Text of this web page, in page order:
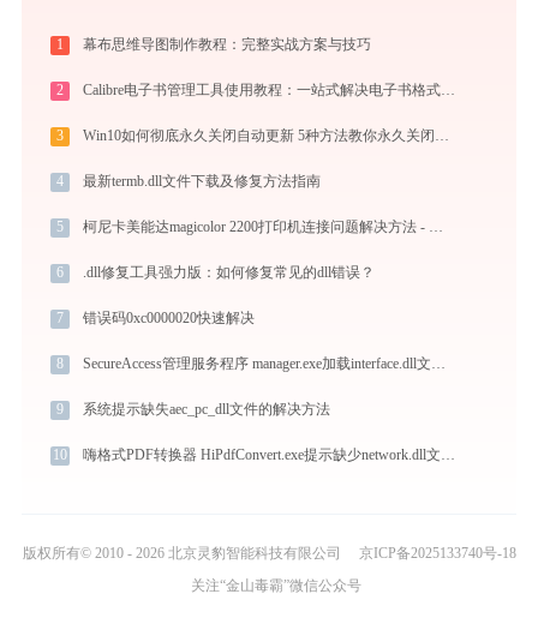
1 幕布思维导图制作教程：完整实战方案与技巧
2 Calibre电子书管理工具使用教程：一站式解决电子书格式转换、元数据管理与设备同步
3 Win10如何彻底永久关闭自动更新 5种方法教你永久关闭win10自动更新
4 最新termb.dll文件下载及修复方法指南
5 柯尼卡美能达magicolor 2200打印机连接问题解决方法 - 金山毒霸
6 .dll修复工具强力版：如何修复常见的dll错误？
7 错误码0xc0000020快速解决
8 SecureAccess管理服务程序 manager.exe加载interface.dll文件丢失处理办法
9 系统提示缺失aec_pc_dll文件的解决方法
10 嗨格式PDF转换器 HiPdfConvert.exe提示缺少network.dll文件的解决办法
版权所有© 2010 - 2026 北京灵豹智能科技有限公司
京ICP备2025133740号-18
关注“金山毒霸”微信公众号